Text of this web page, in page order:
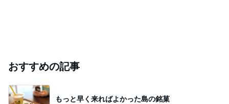
おすすめの記事
もっと早く来ればよかった島の銘菓